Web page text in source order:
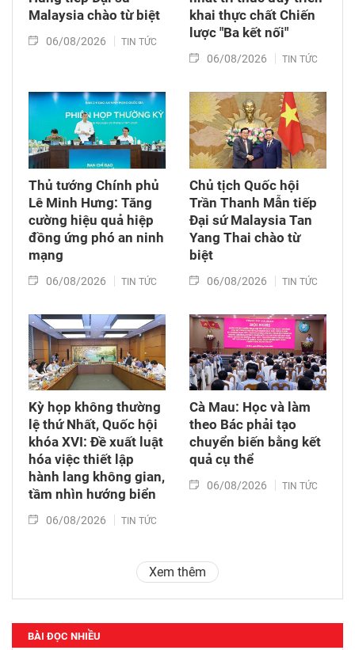
Malaysia chào từ biệt
06/08/2026 TIN TỨC
khai thực chất Chiến
lược "Ba kết nối"
06/08/2026 TIN TỨC
Thủ tướng Chính phủ
Lê Minh Hưng: Tăng
cường hiệu quả hiệp
đồng ứng phó an ninh
mạng
06/08/2026 TIN TỨC
Chủ tịch Quốc hội
Trần Thanh Mẫn tiếp
Đại sứ Malaysia Tan
Yang Thai chào từ
biệt
06/08/2026 TIN TỨC
Kỳ họp không thường
lệ thứ Nhất, Quốc hội
khóa XVI: Đề xuất luật
hóa việc thiết lập
hành lang không gian,
tầm nhìn hướng biển
06/08/2026 TIN TỨC
Cà Mau: Học và làm
theo Bác phải tạo
chuyển biến bằng kết
quả cụ thể
06/08/2026 TIN TỨC
Xem thêm
BÀI ĐỌC NHIỀU